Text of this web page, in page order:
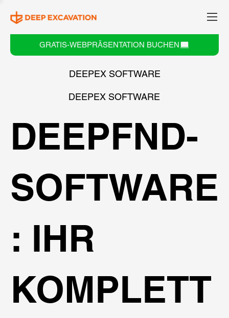
GRATIS-WEBPRÄSENTATION BUCHEN
DEEPEX SOFTWARE
DEEPEX SOFTWARE
DEEPFND-
SOFTWARE
: IHR
KOMPLETT